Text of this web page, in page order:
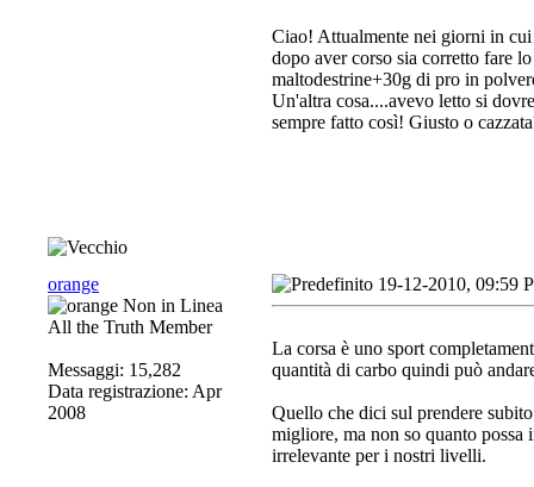
Ciao! Attualmente nei giorni in
dopo aver corso sia corretto fare
maltodestrine+30g di pro in
Un'altra cosa....avevo letto si
sempre fatto così! Giusto o
orange
All the Truth Member
Messaggi: 15,282
Data registrazione: Apr
2008
19-12-2010, 09:59
La corsa è uno sport
quantità di carbo quindi può
Quello che dici sul prendere
migliore, ma non so quanto possa
irrelevante per i nostri livelli.